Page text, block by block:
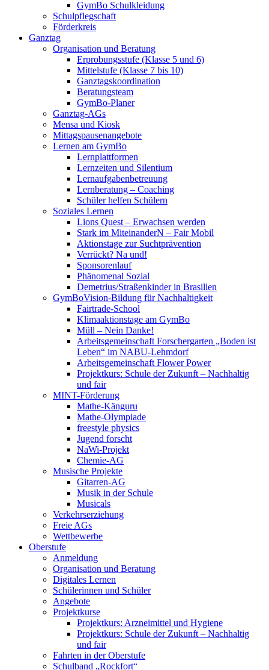
GymBo Schulkleidung
Schulpflegschaft
Förderkreis
Ganztag
Organisation und Beratung
Erprobungsstufe (Klasse 5 und 6)
Mittelstufe (Klasse 7 bis 10)
Ganztagskoordination
Beratungsteam
GymBo-Planer
Ganztag-AGs
Mensa und Kiosk
Mittagspausenangebote
Lernen am GymBo
Lernplattformen
Lernzeiten und Silentium
Lernaufgabenbetreuung
Lernberatung – Coaching
Schüler helfen Schülern
Soziales Lernen
Lions Quest – Erwachsen werden
Stark im MiteinanderN – Fair Mobil
Aktionstage zur Suchtprävention
Verrückt? Na und!
Sponsorenlauf
Phänomenal Sozial
Demetrius/Straßenkinder in Brasilien
GymBoVision-Bildung für Nachhaltigkeit
Fairtrade-School
Klimaaktionstage am GymBo
Müll – Nein Danke!
Arbeitsgemeinschaft Forschergarten „Boden ist
Leben“ im NABU-Lehmdorf
Arbeitsgemeinschaft Flower Power
Projektkurs: Schule der Zukunft – Nachhaltig
und fair
MINT-Förderung
Mathe-Känguru
Mathe-Olympiade
freestyle physics
Jugend forscht
NaWi-Projekt
Chemie-AG
Musische Projekte
Gitarren-AG
Musik in der Schule
Musicals
Verkehrserziehung
Freie AGs
Wettbewerbe
Oberstufe
Anmeldung
Organisation und Beratung
Digitales Lernen
Schülerinnen und Schüler
Angebote
Projektkurse
Projektkurs: Arzneimittel und Hygiene
Projektkurs: Schule der Zukunft – Nachhaltig
und fair
Fahrten in der Oberstufe
Schulband „Rockfort“